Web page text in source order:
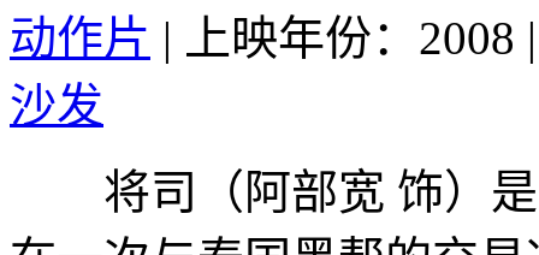
动作片 | 上映年份：2008 |
沙发
将司（阿部宽 饰）是